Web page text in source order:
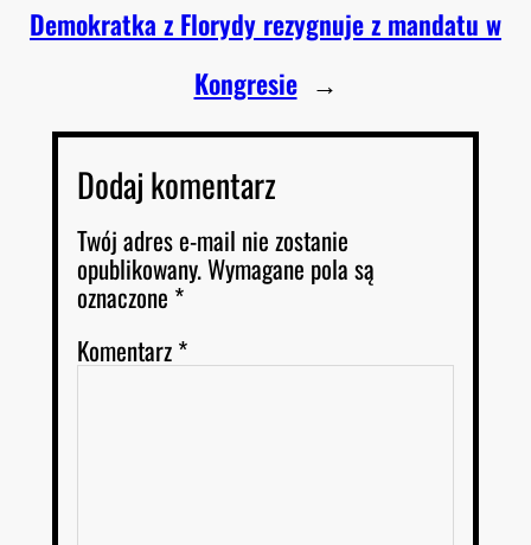
Demokratka z Florydy rezygnuje z mandatu w
Kongresie →
Dodaj komentarz
Twój adres e-mail nie zostanie
opublikowany.Wymagane pola są
oznaczone *
Komentarz*